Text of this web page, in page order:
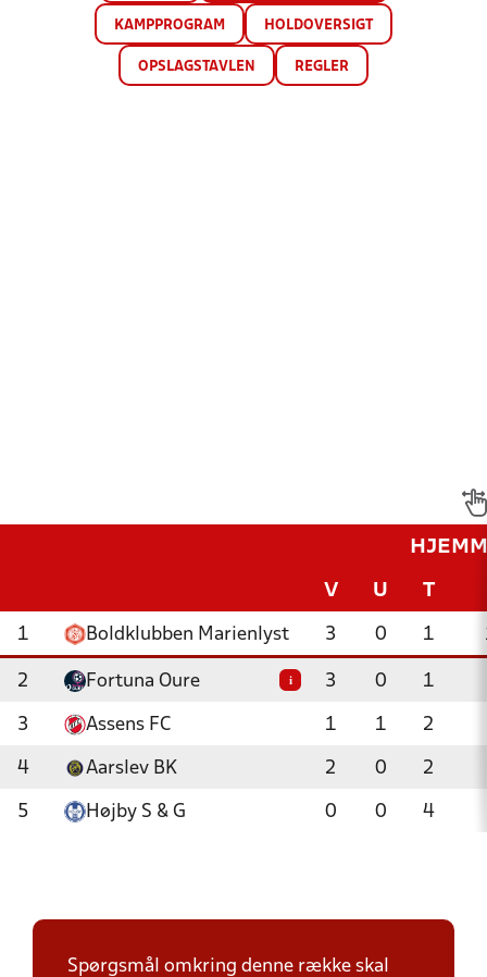
KAMPPROGRAM HOLDOVERSIGT
OPSLAGSTAVLEN REGLER
V U T
1 Boldklubben Marienlyst 3 0 1
2 Fortuna Oure i 3 0 1
3 Assens FC 1 1 2
4 Aarslev BK 2 0 2
5 Højby S & G 0 0 4
Spørgsmål omkring denne række skal